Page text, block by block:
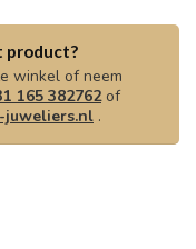
product?
winkel of neem
165 382762of
juweliers.nl .